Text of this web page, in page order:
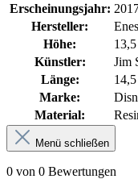
Erscheinungsjahr:
Hersteller:
Höhe:
Künstler:
Jim
Länge:
Marke:
Material:
Menü schließen
0 von 0 Bewertungen